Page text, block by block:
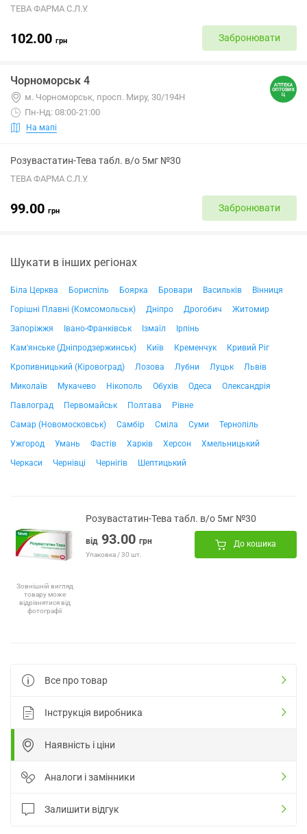
ТЕВА ФАРМА С.Л.У.
102.00 грн Забронювати
Чорноморськ 4
м. Чорноморськ, просп. Миру, 30/194Н
Пн-Нд: 08:00-21:00
На мапі
Розувастатин-Тева табл. в/о 5мг №30
ТЕВА ФАРМА С.Л.У.
99.00 грн Забронювати
Шукати в інших регіонах
Біла Церква Бориспіль Боярка Бровари Васильків
Вінниця
Горішні Плавні (Комсомольськ)
Дніпро Дрогобич
Житомир
Запоріжжя
Івано-Франківськ Ізмаїл
Ірпінь
Кам'янське (Дніпродзержинськ)
Київ Кременчук
Кривий Ріг
Кропивницький (Кіровоград)
Лозова Лубни Луцьк
Львів
Миколаїв
Мукачево Нікополь Обухів Одеса
Олександрія
Павлоград
Первомайськ Полтава
Рівне
Самар (Новомосковськ)
Самбір Сміла Суми
Тернопіль
Ужгород
Умань Фастів Харків Херсон
Хмельницький
Черкаси
Чернівці Чернігів Шептицький
Зовнішній вигляд
товару може
відрізнятися від
фотографії
Розувастатин-Тева табл. в/о 5мг №30
від 93.00 грн
Упаковка / 30 шт.
До кошика
Все про товар
Інструкція виробника
Наявність і ціни
Аналоги і замінники
Залишити відгук